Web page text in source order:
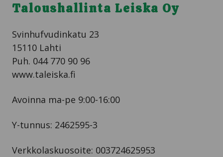
Taloushallinta Leiska Oy
Svinhufvudinkatu 23
15110 Lahti
Puh. 044 770 90 96
www.taleiska.fi
Avoinna ma-pe 9:00-16:00
Y-tunnus: 2462595-3
Verkkolaskuosoite: 003724625953